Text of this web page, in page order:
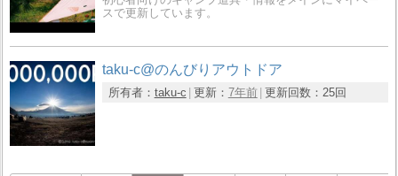
スで更新しています。
taku-c@のんびりアウトドア
所有者： taku-c 更新： 7年前 更新回数： 25回